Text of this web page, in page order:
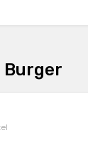
Burger